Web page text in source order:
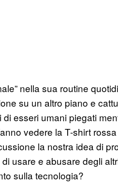
nella sua routine
su un altro piano e
esseri umani piegati
vedere la T-shirt
la nostra idea di
usare e abusare degli
sulla tecnologia?